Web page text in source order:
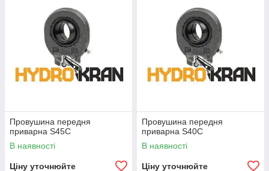
Провушина передня
приварна S45C
В наявності
Ціну уточнюйте
Провушина передня
приварна S40C
В наявності
Ціну уточнюйте